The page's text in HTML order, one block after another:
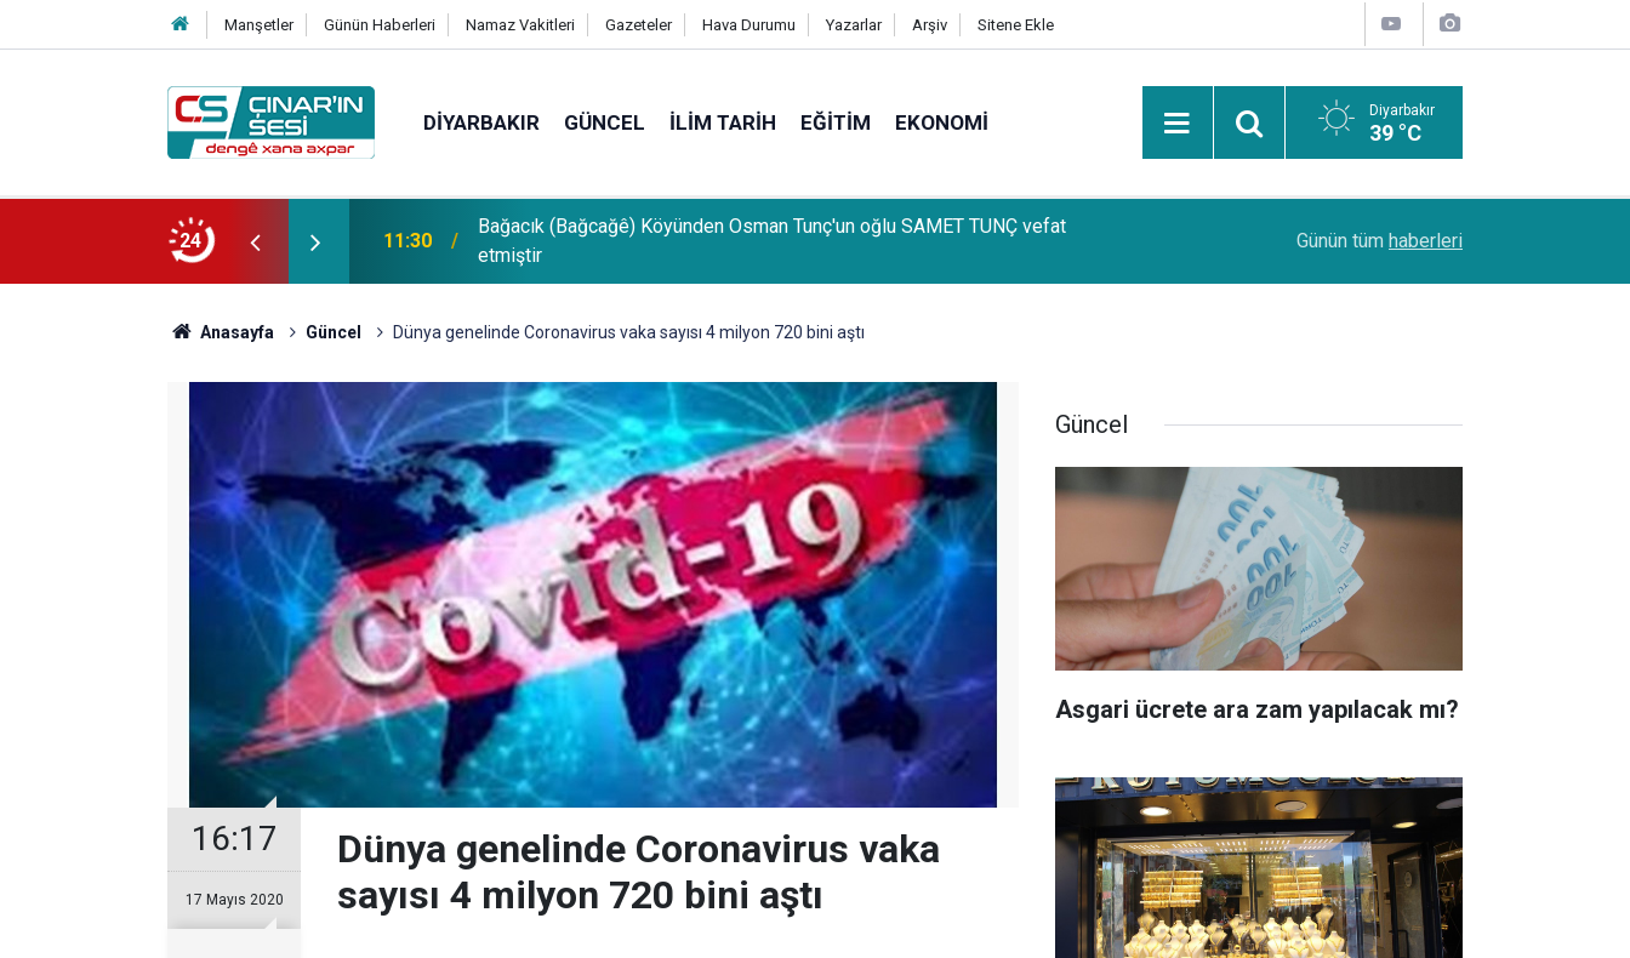
Manşetler Günün Haberleri Namaz Vakitleri Gazeteler Hava Durumu Yazarlar Arşiv Sitene Ekle
DIYARBAKIR GÜNCEL İLIM TARIH EĞITIM EKONOMI Diyarbakır
39 °C
24 11:30
Bağacık (Bağcağê) Köyünden Osman Tunç'un oğlu SAMET TUNÇ vefat
etmiştir
başarı sırasına göre tercih yapılmalı
Günün tüm haberleri
Anasayfa Güncel Dünya genelinde Coronavirus vaka sayısı 4 milyon 720 bini aştı
16:17
17 Mayıs 2020
Dünya genelinde Coronavirus vaka
sayısı 4 milyon 720 bini aştı
Güncel
Asgari ücrete ara zam yapılacak mı?